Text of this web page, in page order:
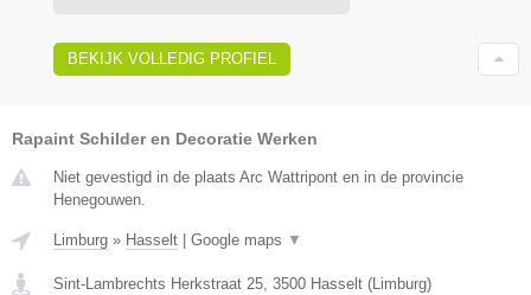
BEKIJK VOLLEDIG PROFIEL
Rapaint Schilder en Decoratie Werken
Niet gevestigd in de plaats Arc Wattripont en in de provincie
Henegouwen.
Limburg » Hasselt Google maps ▼
Sint-Lambrechts Herkstraat 25, 3500 Hasselt (Limburg)